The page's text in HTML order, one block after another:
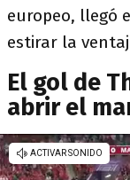
europeo, llegó
estirar la
El gol de
abrir el